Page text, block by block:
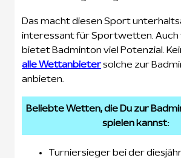
Das macht diesen Sport
interessant für Sportwetten.
bietet Badminton viel Potenzial.
alle Wettanbietersolche zur
anbieten.
Beliebte Wetten, die Du zur
spielen kannst:
Turniersieger bei der